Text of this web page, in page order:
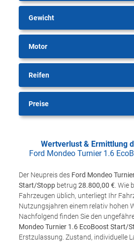
Gewicht
Motor
Reifen
Preise
Wertverlust & Ermittlung
Ford Mondeo Turnier 1.6
Der Neupreis des Ford Mondeo
Start/Stopp betrug 28.800,00 € . Wie
Fahrzeugen üblich, unterliegt Ihr
Nutzungsjahren einem relativ hohen
Nachfolgend finden Sie den
Mondeo Turnier 1.6 EcoBoost Start/
Erstzulassung. Zustand, individuelle